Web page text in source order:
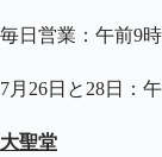
毎日営業：午前9
7月26日と28日：
大聖堂